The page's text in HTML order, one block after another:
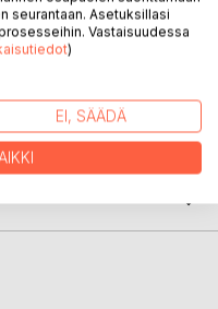
ja tilanteissa.
seurantaan. Asetuksillasi
Vastaisuudessa
)
EI, SÄÄDÄ